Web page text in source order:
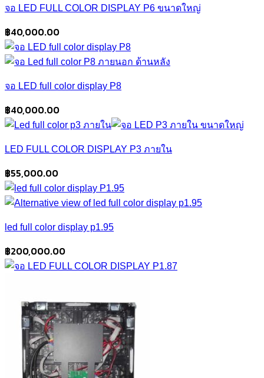
จอ LED FULL COLOR DISPLAY P6 ขนาดใหญ่
฿40,000.00
จอ LED full color display P8
฿40,000.00
LED FULL COLOR DISPLAY P3 ภายใน
฿55,000.00
led full color display p1.95
฿200,000.00